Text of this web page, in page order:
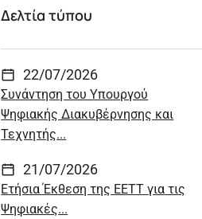
Δελτία τύπου
22/07/2026
Συνάντηση του Υπουργού
Ψηφιακής Διακυβέρνησης και
Τεχνητής...
21/07/2026
Ετήσια Έκθεση της ΕΕΤΤ για τις
Ψηφιακές...